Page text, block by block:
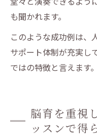
も聞かれます。
このような成功例は、
サポート体制が充実し
ではの特徴と言えます。
脳育を重視
ッスンで得